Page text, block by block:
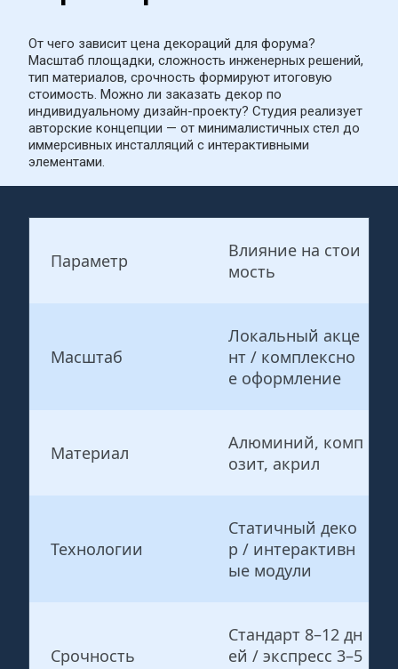
От чего зависит цена декораций для форума?
Масштаб площадки, сложность инженерных решений,
тип материалов, срочность формируют итоговую
стоимость. Можно ли заказать декор по
индивидуальному дизайн-проекту? Студия реализует
авторские концепции — от минималистичных стел до
иммерсивных инсталляций с интерактивными
элементами.
Параметр
Влияние на стои
мость
Масштаб
Локальный акце
нт / комплексно
е оформление
Материал
Алюминий, комп
озит, акрил
Технологии
Статичный деко
р / интерактивн
ые модули
Срочность
Стандарт 8–12 дн
ей / экспресс 3–5